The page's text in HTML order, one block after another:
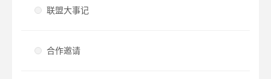
联盟大事记
合作邀请